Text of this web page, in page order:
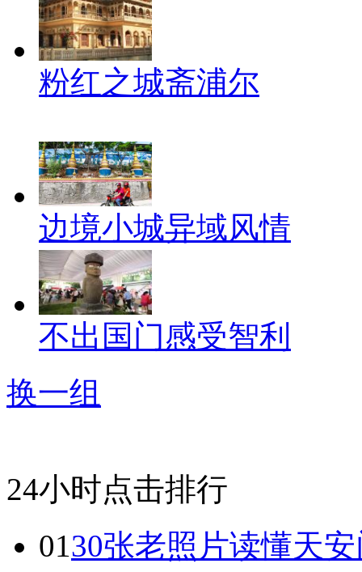
粉红之城斋浦尔
边境小城异域风情
不出国门感受智利
换一组
24小时点击排行
0130张老照片读懂天